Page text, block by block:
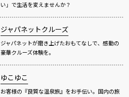
い」で生活を変えませんか？
ジャパネットクルーズ
ジャパネットが磨き上げたおもてなしで、感動の
豪華クルーズ体験を。
ゆこゆこ
お客様の『良質な温泉旅』をお手伝い。国内の旅